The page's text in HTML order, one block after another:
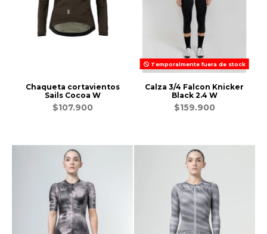
Chaqueta cortavientos
Sails Cocoa W
$107.900
Temporalmente fuera de stock
Calza 3/4 Falcon Knicker
Black 2.4 W
$159.900